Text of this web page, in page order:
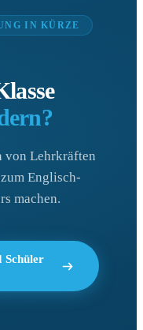
IN KÜRZE
von Lehrkräften
Englisch-
machen.
Schüler